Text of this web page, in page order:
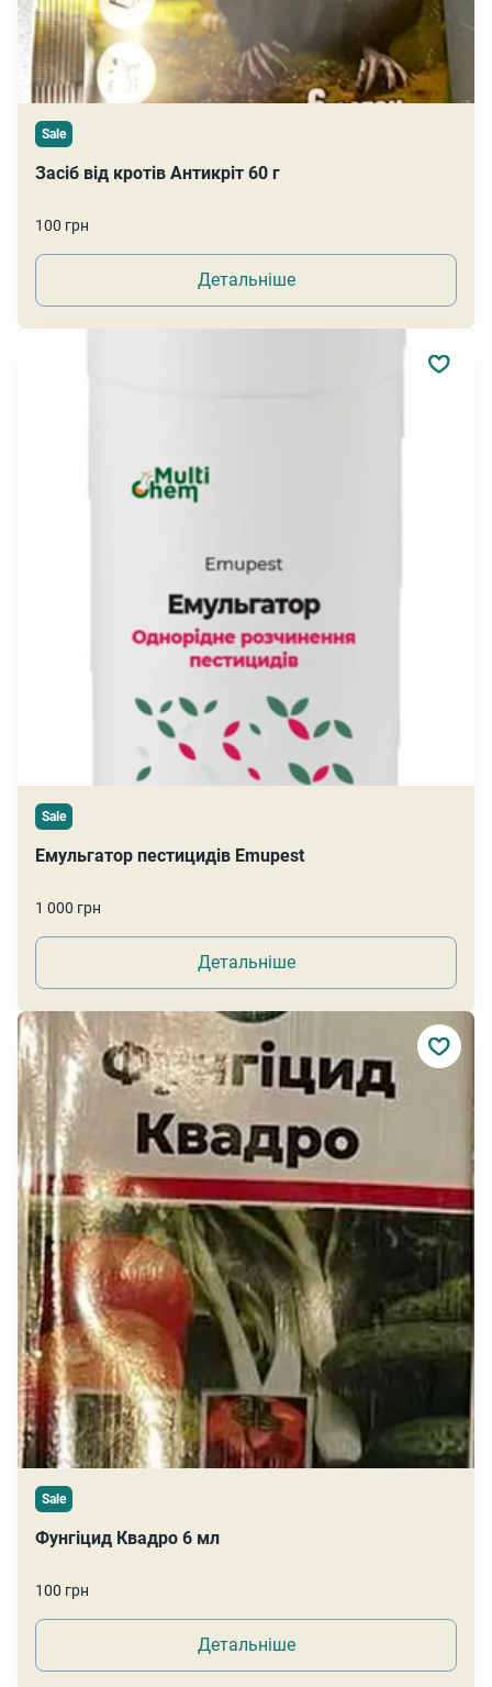
Sale
Засіб від кротів Антикріт 60 г
100 грн
Детальніше
Sale
Емульгатор пестицидів Emupest
1 000 грн
Детальніше
Sale
Фунгіцид Квадро 6 мл
100 грн
Детальніше